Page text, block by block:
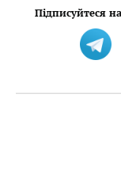
Підписуйтеся